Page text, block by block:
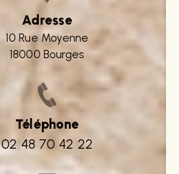
Adresse
10 Rue Moyenne
18000 Bourges
Téléphone
02 48 70 42 22